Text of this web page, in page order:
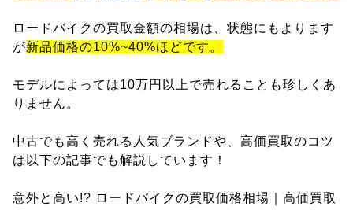
ロードバイクの買取金額の相場は、状態にもよります
が新品価格の10%~40%ほどです。
モデルによっては10万円以上で売れることも珍しくあ
りません。
中古でも高く売れる人気ブランドや、高価買取のコツ
は以下の記事でも解説しています！
意外と高い!? ロードバイクの買取価格相場｜高価買取